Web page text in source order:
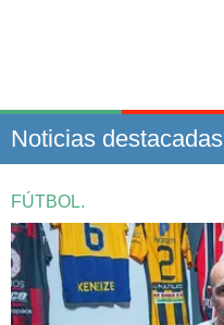
Noticias destacadas
FÚTBOL.